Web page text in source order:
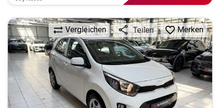
Vergleichen Teilen Merken